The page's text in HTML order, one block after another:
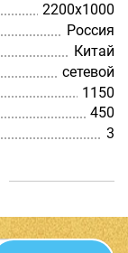
2200х1000
Россия
Китай
сетевой
1150
450
3